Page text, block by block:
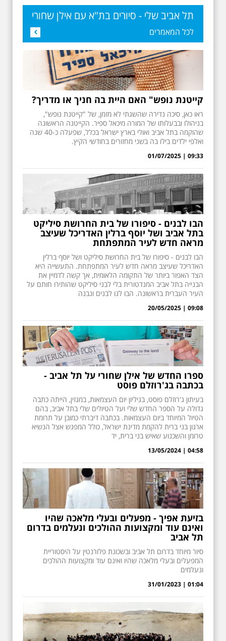
תל אביב שלי - סיורים בת"א עם אילן שחורי
לכל המאמרים
קייטנת נופש" האם היית בה חניך או מדריך?
ראו כאן, סיכה נדירה שהשגתי לא מזמן, של "קייטנת נופש",
בניהולו ובבעלותו של המורה מיכאל ספיר. הקייטנה הראשונה
שהוקמה בתל אביב ואולי בארץ ישראל בכלל, שפעלה כ-40 שנה
ואלפי ילדים בילו בה בשני מחזורים בחודשי הקיץ.
09:33 | 01/07/2025
הבו לבנים - סיפורו של בית החרושת סיליקט
בתל אביב ושל יוסף ברלין האדריכל שעיצב
מראה חדש לעיר המתפתחת
הבו לבנים - סיפורו של בית החרושת סיליקט ושל יוסף ברלין
האדריכל שעיצב מראה חדש לעיר המתפתחת. התעשייה היא
הצד האפור ביותר של התקומה הלאומית, אך קשה לדמיין את
הבנייה בתל אביב המנדטורית בלי לבני סיליקט שהותירו חותם על
העיר העברית בראשונה. הבו לנו לבנים ונבנה
09:08 | 20/05/2025
ספרו החדש של אילן שחורי על תל אביב -
בכתבה בג'רוזלם פוסט
בעיתון ג'רוזלם פוסט, בגיליון יום העצמאות, במגזין, הייתה כתבה
גדולה על הספר החדש שלי ועל הטיולים שלי בתל אביב, בהם
הטיול המיוחד ביום העצמאות. בכתבה דיברתי כמובן על תרומת
ארגון בני ברית להקמת מדינת ישראל, כולל המפגש אצל הנשיא
טרומן והשכנוע שאיש בני ברית, יד
04:58 | 13/05/2024
בזיעת אפיך - מפעלים ובעלי מלאכה שהיו
ואינם עוד ומקצועות ההולכים ונעלמים בדרום
תל אביב
סיור מיוחד בדרום תל אביב ובשכונת פלורנטין על היסטוריית
המפעלים ובעלי מלאכה שהיו ואינם עוד ומקצועות ההולכים
ונעלמים
01:04 | 31/01/2023